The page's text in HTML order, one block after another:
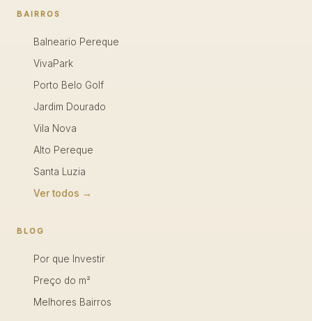
BAIRROS
Balneario Pereque
VivaPark
Porto Belo Golf
Jardim Dourado
Vila Nova
Alto Pereque
Santa Luzia
Ver todos →
BLOG
Por que Investir
Preço do m²
Melhores Bairros